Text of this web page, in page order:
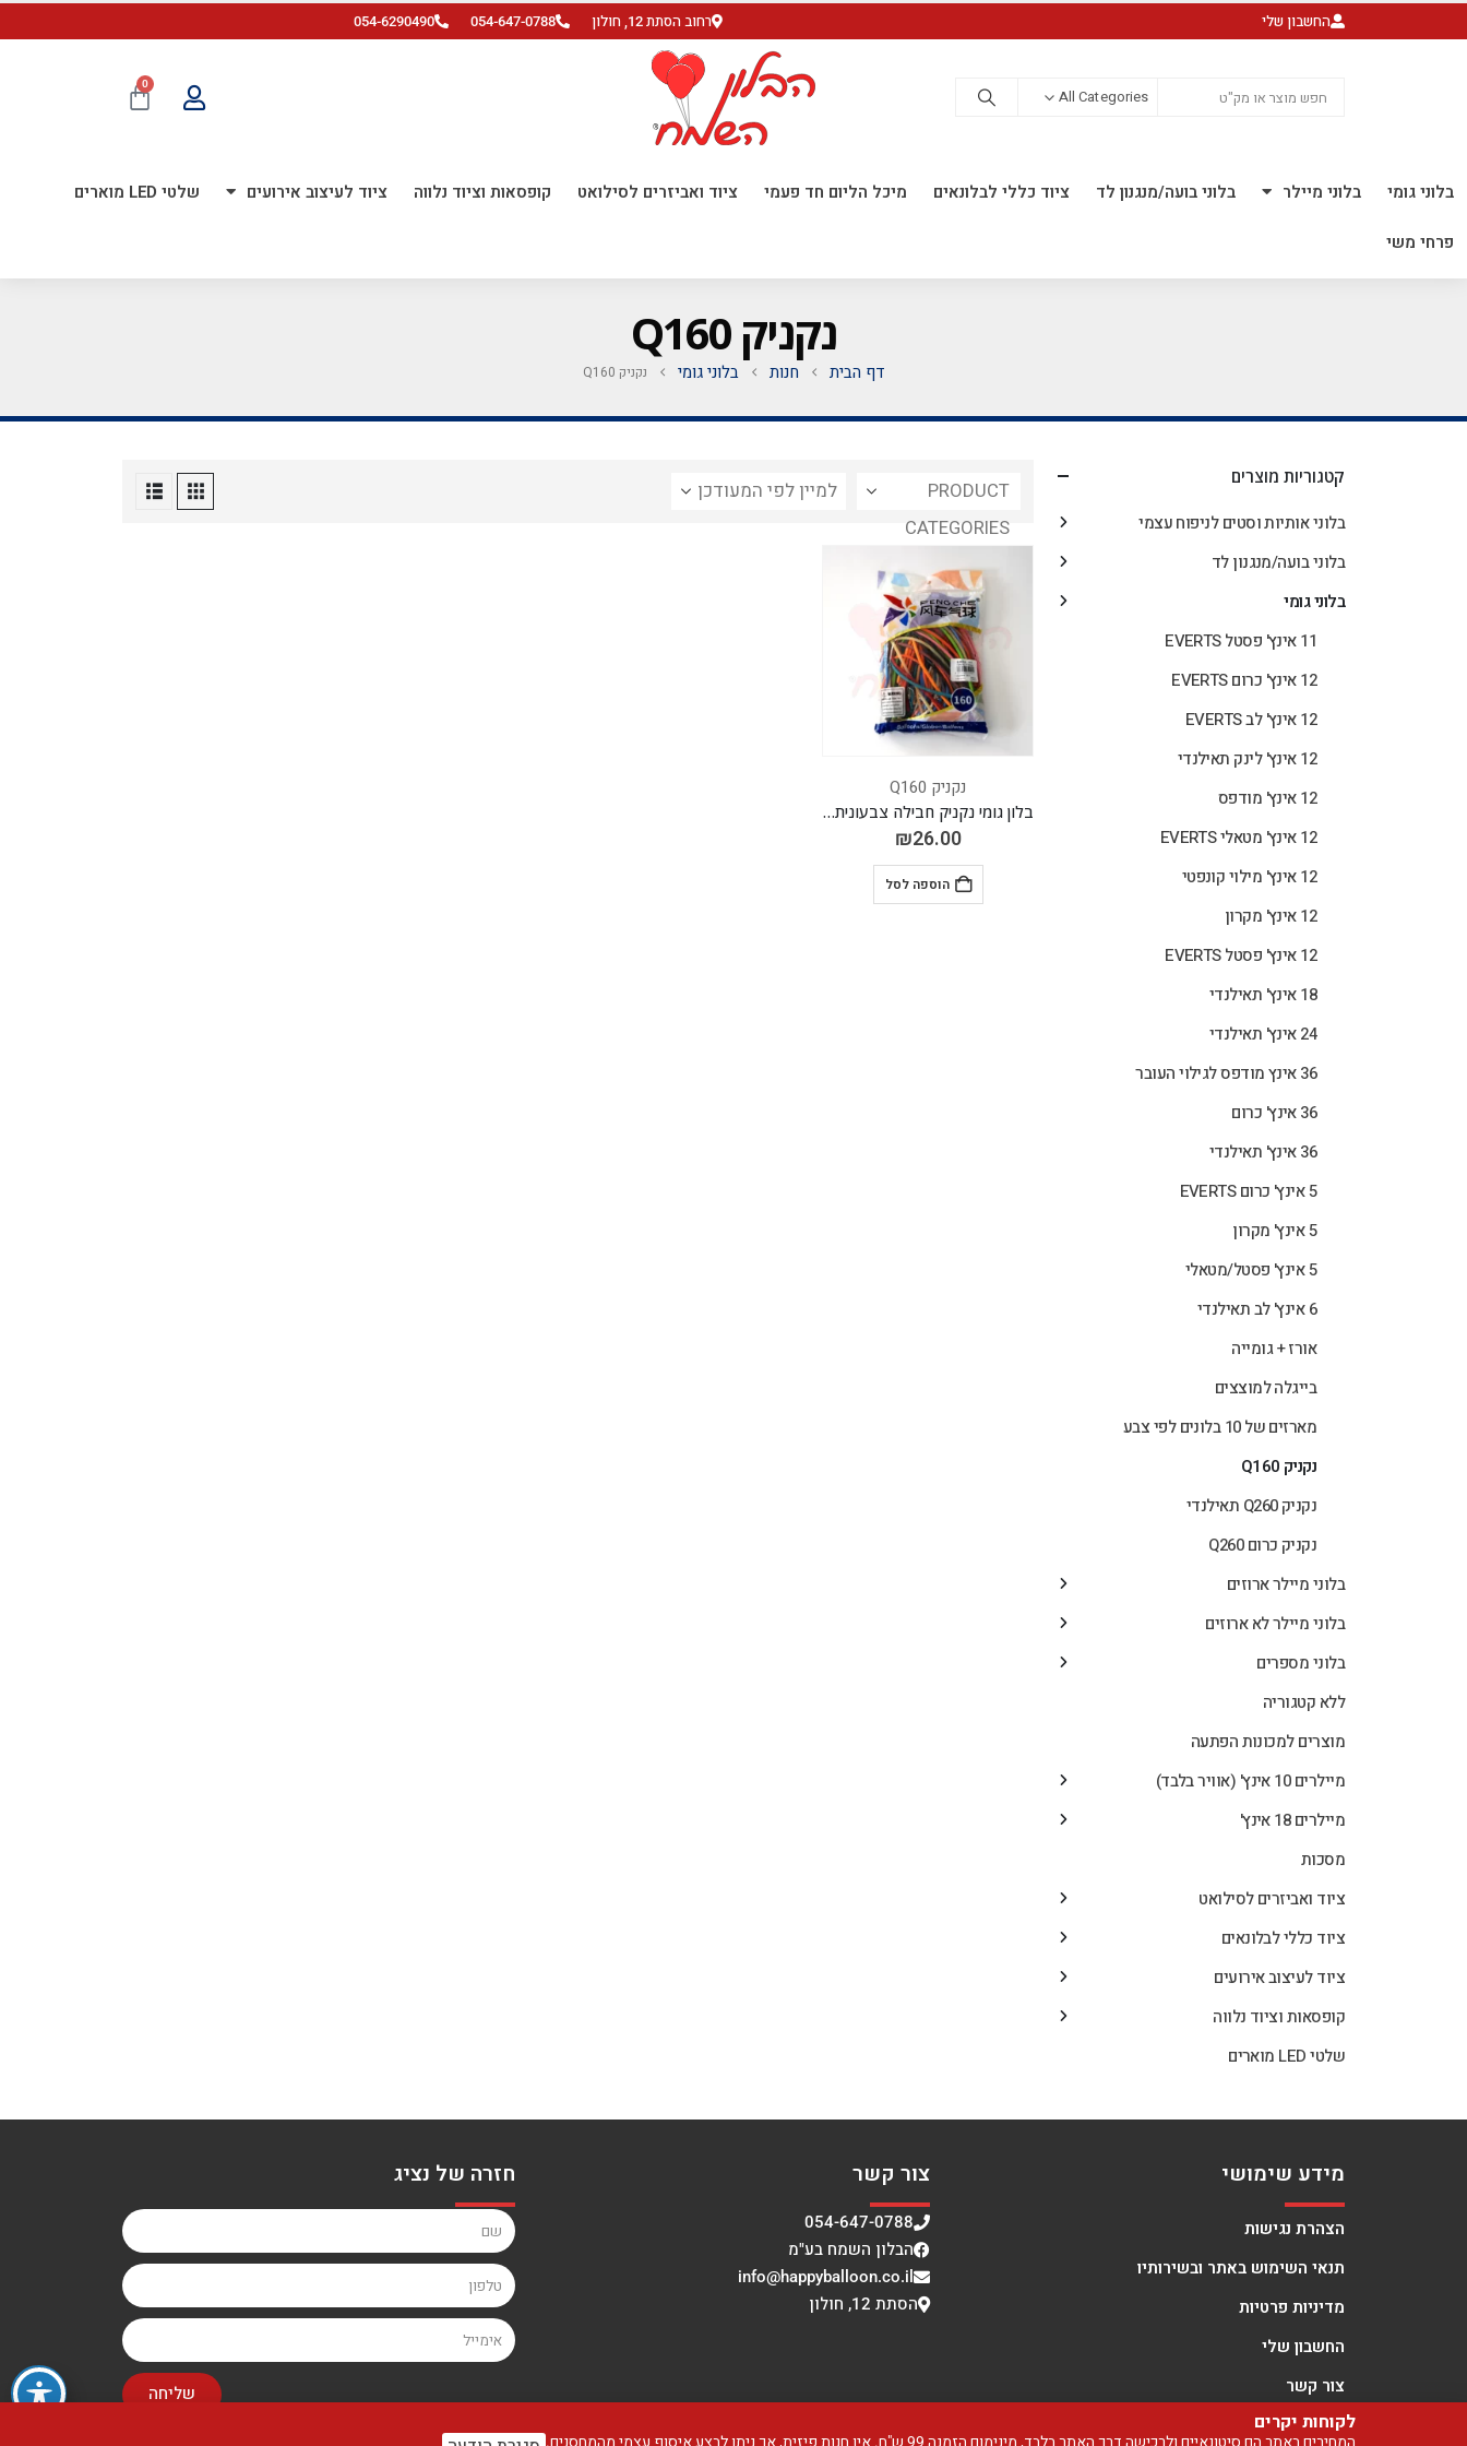
החשבון שלי רחוב הסתת 12, חולון 054-647-0788
054-6290490
All Categories
0
בלוני גומי בלוני מיילר בלוני בועה/מנגנון לד ציוד כללי לבלונאים מיכל הליום חד פעמי ציוד ואביזרים לסילואט קופסאות וציוד נלווה ציוד לעיצוב אירועים שלטי LED מוארים
פרחי משי
נקניק Q160
דף הבית חנות בלוני גומי נקניק Q160
PRODUCT
CATEGORIES
נקניק Q160
בלון גומי נקניק חבילה צבעונית Q160 חבילה של 100 יח'
₪26.00
הוספה לסל
קטגוריות מוצרים
בלוני אותיות וסטים לניפוח עצמי
בלוני בועה/מנגנון לד
בלוני גומי
11 אינץ' פסטל EVERTS
12 אינץ' כרום EVERTS
12 אינץ' לב EVERTS
12 אינץ' לינק תאילנדי
12 אינץ' מודפס
12 אינץ' מטאלי EVERTS
12 אינץ' מילוי קונפטי
12 אינץ' מקרון
12 אינץ' פסטל EVERTS
18 אינץ' תאילנדי
24 אינץ' תאילנדי
36 אינץ מודפס לגילוי העובר
36 אינץ' כרום
36 אינץ' תאילנדי
5 אינץ' כרום EVERTS
5 אינץ' מקרון
5 אינץ' פסטל/מטאלי
6 אינץ' לב תאילנדי
אורז + גומייה
בייגלה למוצצים
מארזים של 10 בלונים לפי צבע
נקניק Q160
נקניק Q260 תאילנדי
נקניק כרום Q260
בלוני מיילר ארוזים
בלוני מיילר לא ארוזים
בלוני מספרים
ללא קטגוריה
מוצרים למכונות הפתעה
מיילרים 10 אינץ' (אוויר בלבד)
מיילרים 18 אינץ'
מסכות
ציוד ואביזרים לסילואט
ציוד כללי לבלונאים
ציוד לעיצוב אירועים
קופסאות וציוד נלווה
שלטי LED מוארים
מידע שימושי
הצהרת נגישות
תנאי השימוש באתר ובשירותיו
מדיניות פרטיות
החשבון שלי
צור קשר
צור קשר
054-647-0788
הבלון השמח בע"מ
info@happyballoon.co.il
הסתת 12, חולון
חזרה של נציג
שליחה
לקוחות יקרים
המחירים באתר הם סיטונאיים ולרכישה דרך האתר בלבד, מינימום הזמנה 99 ש"ח. אין חנות פיזית, אך ניתן לבצע איסוף עצמי מהמחסנים.